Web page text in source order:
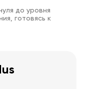
до уровня
готовясь к